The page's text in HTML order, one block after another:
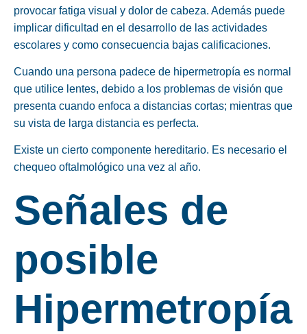
provocar fatiga visual y dolor de cabeza. Además puede
implicar dificultad en el desarrollo de las actividades
escolares y como consecuencia bajas calificaciones.
Cuando una persona padece de hipermetropía es normal
que utilice lentes, debido a los problemas de visión que
presenta cuando enfoca a distancias cortas; mientras que
su vista de larga distancia es perfecta.
Existe un cierto componente hereditario. Es necesario el
chequeo oftalmológico una vez al año.
Señales de
posible
Hipermetropía